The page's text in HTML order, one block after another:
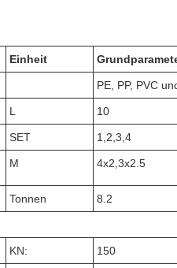
Einheit
PE, PP, PVC
L 10
SET
1,2,3,4
M 4x2,3x2.5
Tonnen 8.2
KN: 150